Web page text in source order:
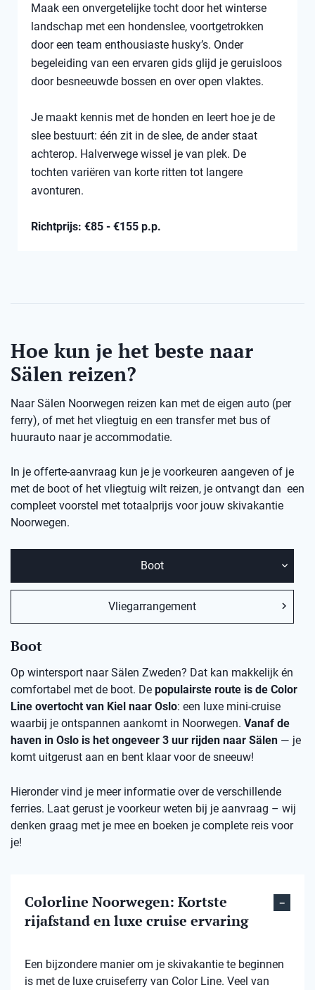
Maak een onvergetelijke tocht door het winterse
landschap met een hondenslee, voortgetrokken
door een team enthousiaste husky’s. Onder
begeleiding van een ervaren gids glijd je geruisloos
door besneeuwde bossen en over open vlaktes.
Je maakt kennis met de honden en leert hoe je de
slee bestuurt: één zit in de slee, de ander staat
achterop. Halverwege wissel je van plek. De
tochten variëren van korte ritten tot langere
avonturen.
Richtprijs: €85 - €155 p.p.
Hoe kun je het beste naar
Sälen reizen?
Naar Sälen Noorwegen reizen kan met de eigen auto (per
ferry), of met het vliegtuig en een transfer met bus of
huurauto naar je accommodatie.
In je offerte-aanvraag kun je je voorkeuren aangeven of je
met de boot of het vliegtuig wilt reizen, je ontvangt dan een
compleet voorstel met totaalprijs voor jouw skivakantie
Noorwegen.
Boot
Vliegarrangement
Boot
Op wintersport naar Sälen Zweden? Dat kan makkelijk én
comfortabel met de boot. De populairste route is de Color
Line overtocht van Kiel naar Oslo: een luxe mini-cruise
waarbij je ontspannen aankomt in Noorwegen. Vanaf de
haven in Oslo is het ongeveer 3 uur rijden naar Sälen — je
komt uitgerust aan en bent klaar voor de sneeuw!
Hieronder vind je meer informatie over de verschillende
ferries. Laat gerust je voorkeur weten bij je aanvraag – wij
denken graag met je mee en boeken je complete reis voor
je!
Colorline Noorwegen: Kortste
rijafstand en luxe cruise ervaring
Een bijzondere manier om je skivakantie te beginnen
is met de luxe cruiseferry van Color Line. Veel van